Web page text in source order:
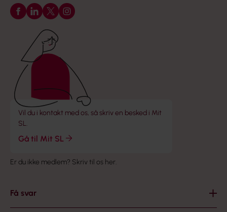
Følg os på Facebook
Følg os på LinkedIn
Følg os på X
Følg os på Instagram
Vil du i kontakt med os, så skriv en besked i Mit
SL.
Gå til Mit SL
Er du ikke medlem? Skriv til os her.
Få svar